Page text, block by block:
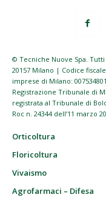
© Tecniche Nuove Spa.
20157 Milano | Codice
imprese di Milano:
Registrazione Tribunale di
registrata al Tribunale di
Roc n. 24344 dell’11 marzo
Orticoltura
Floricoltura
Vivaismo
Agrofarmaci – Difesa